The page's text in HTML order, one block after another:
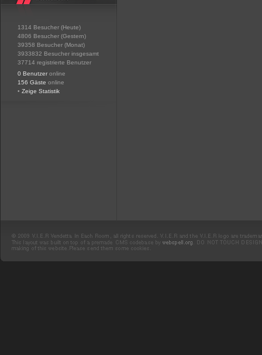
1314 Besucher (Heute)
4806 Besucher (Gestern)
39358 Besucher (Monat)
3933832 Besucher insgesamt
37714 registrierte Benutzer
0 Benutzer online
156 Gäste online
• Zeige Statistik